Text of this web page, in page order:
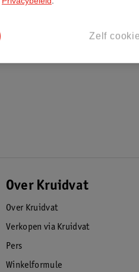
Over Kruidvat
Over Kruidvat
Verkopen via Kruidvat
Pers
Winkelformule
Zelf